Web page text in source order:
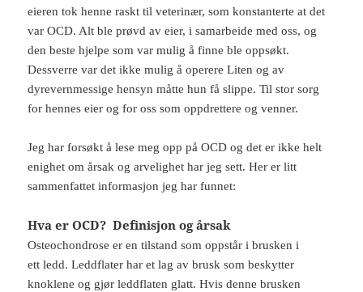
eieren tok henne raskt til veterinær, som konstanterte at det
var OCD. Alt ble prøvd av eier, i samarbeide med oss, og
den beste hjelpe som var mulig å finne ble oppsøkt.
Dessverre var det ikke mulig å operere Liten og av
dyrevernmessige hensyn måtte hun få slippe. Til stor sorg
for hennes eier og for oss som oppdrettere og venner.
Jeg har forsøkt å lese meg opp på OCD og det er ikke helt
enighet om årsak og arvelighet har jeg sett. Her er litt
sammenfattet informasjon jeg har funnet:
Hva er OCD? Definisjon og årsak
Osteochondrose er en tilstand som oppstår i brusken i
ett ledd. Leddflater har et lag av brusk som beskytter
knoklene og gjør leddflaten glatt. Hvis denne brusken